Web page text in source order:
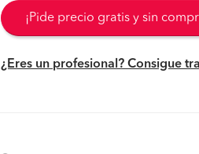
¡Pide precio gratis y sin
¿Eres un profesional? Consigue